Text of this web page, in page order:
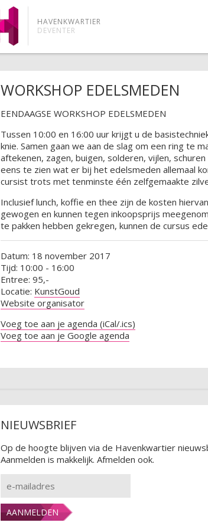
HAVENKWARTIER
DEVENTER
WORKSHOP EDELSMEDEN
EENDAAGSE WORKSHOP EDELSMEDEN
Tussen 10:00 en 16:00 uur krijgt u de
knie. Samen gaan we aan de slag om een ring te
aftekenen, zagen, buigen, solderen, vijlen,
eens te zien wat er bij het edelsmeden allemaal
cursist trots met tenminste één zelfgemaakte
Inclusief lunch, koffie en thee zijn de kosten
gewogen en kunnen tegen inkoopsprijs
te pakken hebben gekregen, kunnen de cursus
Datum: 18 november 2017
Tijd: 10:00 - 16:00
Entree: 95,-
Locatie: KunstGoud
Website organisator
Voeg toe aan je agenda (iCal/.ics)
Voeg toe aan je Google agenda
NIEUWSBRIEF
Op de hoogte blijven via de Havenkwartier
Aanmelden is makkelijk. Afmelden ook.